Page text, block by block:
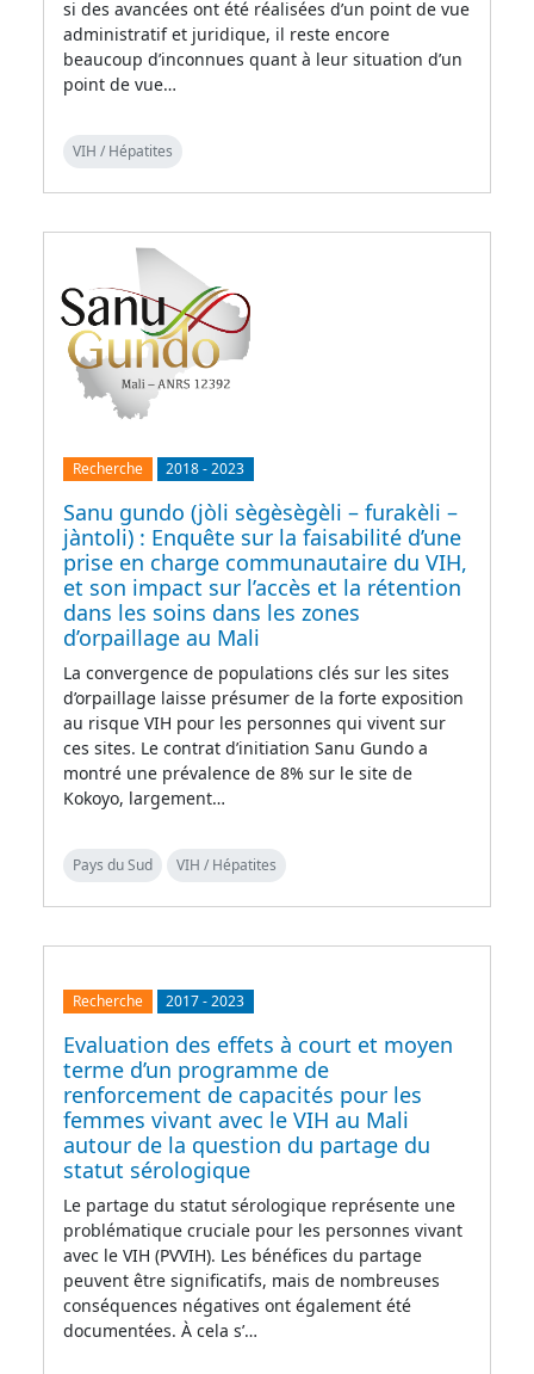
si des avancées ont été réalisées d’un point de vue
administratif et juridique, il reste encore
beaucoup d’inconnues quant à leur situation d’un
point de vue…
VIH / Hépatites
Recherche 2018-2023
Sanu gundo (jòli sègèsègèli – furakèli –
jàntoli) : Enquête sur la faisabilité d’une
prise en charge communautaire du VIH,
et son impact sur l’accès et la rétention
dans les soins dans les zones
d’orpaillage au Mali
La convergence de populations clés sur les sites
d’orpaillage laisse présumer de la forte exposition
au risque VIH pour les personnes qui vivent sur
ces sites. Le contrat d’initiation Sanu Gundo a
montré une prévalence de 8% sur le site de
Kokoyo, largement…
Pays du Sud VIH / Hépatites
Recherche 2017-2023
Evaluation des effets à court et moyen
terme d’un programme de
renforcement de capacités pour les
femmes vivant avec le VIH au Mali
autour de la question du partage du
statut sérologique
Le partage du statut sérologique représente une
problématique cruciale pour les personnes vivant
avec le VIH (PVVIH). Les bénéfices du partage
peuvent être significatifs, mais de nombreuses
conséquences négatives ont également été
documentées. À cela s’…